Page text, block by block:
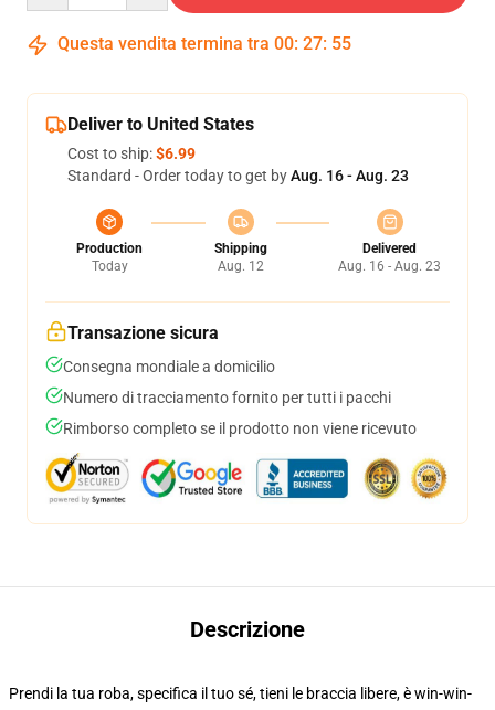
Questa vendita termina tra 00: 27: 54
Deliver to United States
Cost to ship:$6.99
Standard - Order today to get byAug. 16 - Aug. 23
Production
Today
Shipping
Aug. 12
Delivered
Aug. 16 - Aug. 23
Transazione sicura
Consegna mondiale a domicilio
Numero di tracciamento fornito per tutti i pacchi
Rimborso completo se il prodotto non viene ricevuto
Descrizione
Prendi la tua roba, specifica il tuo sé, tieni le braccia libere, è win-win-